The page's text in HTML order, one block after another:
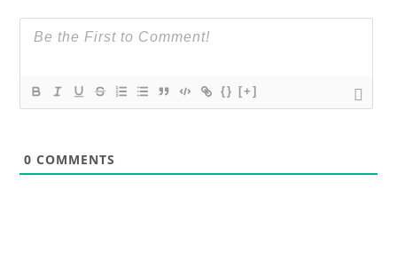
{} [+]
0 COMMENTS